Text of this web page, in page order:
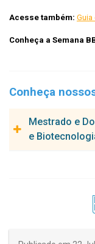
Acesse também:
Conheça a Semana
Conheça
Mestrado e
e
atualização e a
técnica e